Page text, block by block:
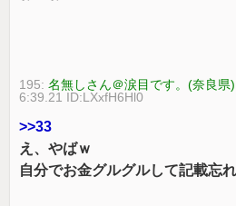
195:名無しさん＠涙目です。(奈良県
6:39.21 ID:LXxfH6Hl0
>>33
え、やばｗ
自分でお金グルグルして記載忘